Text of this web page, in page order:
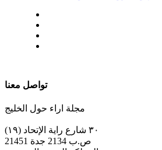
تواصل معنا
مجلة اراء حول الخليج
٣٠ شارع راية الإتحاد (١٩)
ص.ب 2134 جدة 21451